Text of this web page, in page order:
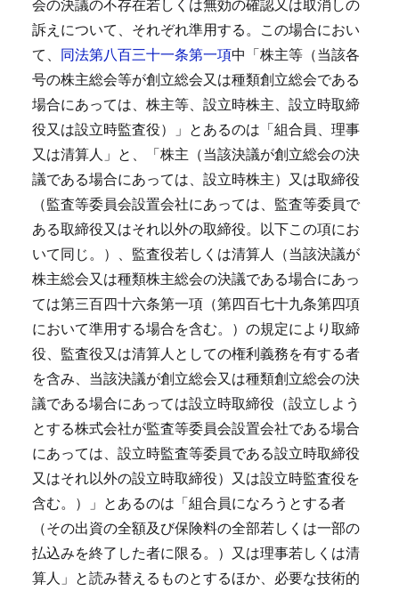
訴えについて、それぞれ準用する。 この場合におい
て、 同法第八百三十一条第一項中「株主等（当該各
号の株主総会等が創立総会又は種類創立総会である
場合にあっては、株主等、設立時株主、設立時取締
役又は設立時監査役）」とあるのは「組合員、理事
又は清算人」と、「株主（当該決議が創立総会の決
議である場合にあっては、設立時株主）又は取締役
（監査等委員会設置会社にあっては、監査等委員で
ある取締役又はそれ以外の取締役。以下この項にお
いて同じ。）、監査役若しくは清算人（当該決議が
株主総会又は種類株主総会の決議である場合にあっ
ては第三百四十六条第一項（第四百七十九条第四項
において準用する場合を含む。）の規定により取締
役、監査役又は清算人としての権利義務を有する者
を含み、当該決議が創立総会又は種類創立総会の決
議である場合にあっては設立時取締役（設立しよう
とする株式会社が監査等委員会設置会社である場合
にあっては、設立時監査等委員である設立時取締役
又はそれ以外の設立時取締役）又は設立時監査役を
含む。）」とあるのは「組合員になろうとする者
（その出資の全額及び保険料の全部若しくは一部の
払込みを終了した者に限る。）又は理事若しくは清
算人」と読み替えるものとするほか、必要な技術的